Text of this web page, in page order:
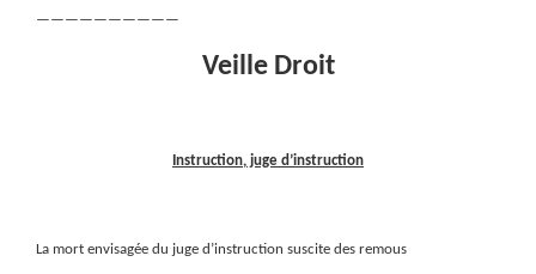
——————————
Veille Droit
Instruction, juge d’instruction
La mort envisagée du juge d’instruction suscite des remous